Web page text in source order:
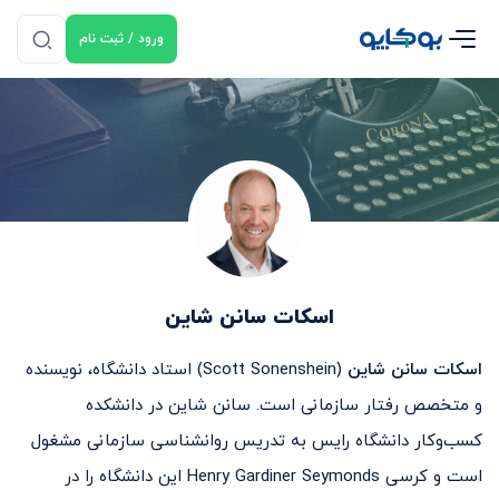
ورود / ثبت نام
اسکات سانن شاین
اسکات سانن شاین
(Scott Sonenshein) استاد دانشگاه، نویسنده
و متخصص رفتار سازمانی است. سانن شاین در دانشکده
کسب‌وکار دانشگاه رایس به تدریس روانشناسی سازمانی مشغول
است و کرسی Henry Gardiner Seymonds این دانشگاه را در